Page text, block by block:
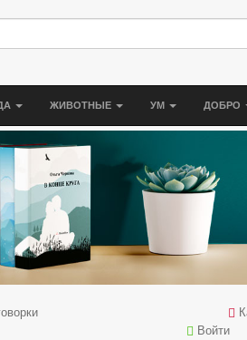
ЖИВОТНЫЕ УМ ДОБРО
Войти